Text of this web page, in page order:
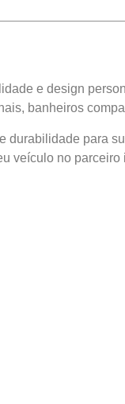
e design
banheiros
para
veículo no